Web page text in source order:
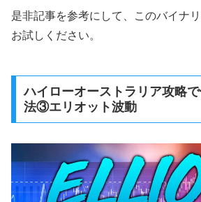
是非記事を参考にして、このバイナ
お試しください。
ハイローオーストラリア攻略
法③エリオット波動